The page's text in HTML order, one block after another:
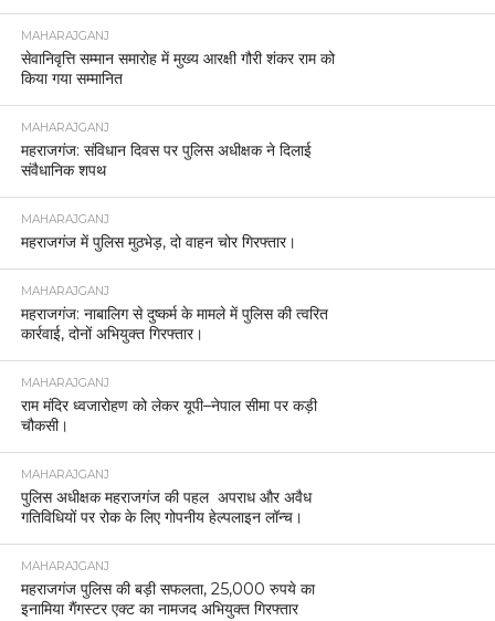
MAHARAJGANJ
सेवानिवृत्ति सम्मान समारोह में मुख्य आरक्षी गौरी शंकर राम को
किया गया सम्मानित
MAHARAJGANJ
महराजगंज: संविधान दिवस पर पुलिस अधीक्षक ने दिलाई
संवैधानिक शपथ
MAHARAJGANJ
महराजगंज में पुलिस मुठभेड़, दो वाहन चोर गिरफ्तार।
MAHARAJGANJ
महराजगंज: नाबालिग से दुष्कर्म के मामले में पुलिस की त्वरित
कार्रवाई, दोनों अभियुक्त गिरफ्तार।
MAHARAJGANJ
राम मंदिर ध्वजारोहण को लेकर यूपी–नेपाल सीमा पर कड़ी
चौकसी।
MAHARAJGANJ
पुलिस अधीक्षक महराजगंज की पहल अपराध और अवैध
गतिविधियों पर रोक के लिए गोपनीय हेल्पलाइन लॉन्च।
MAHARAJGANJ
महराजगंज पुलिस की बड़ी सफलता, 25,000 रुपये का
इनामिया गैंगस्टर एक्ट का नामजद अभियुक्त गिरफ्तार